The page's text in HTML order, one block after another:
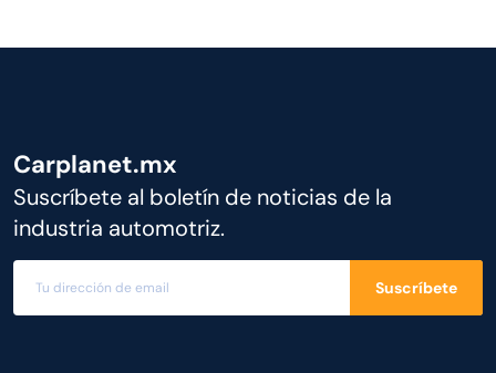
Carplanet.mx
Suscríbete al boletín de noticias de la
industria automotriz.
Suscríbete